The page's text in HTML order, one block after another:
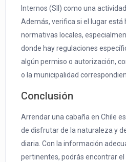
Internos (SII) como una
Además, verifica si el lugar está
normativas locales,
donde hay regulaciones
algún permiso o autorización,
o la municipalidad
Conclusión
Arrendar una cabaña en Chile
de disfrutar de la naturaleza y
diaria. Con la información
pertinentes, podrás encontrar